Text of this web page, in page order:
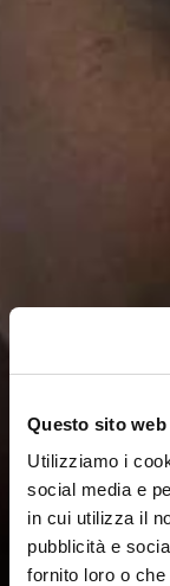
Questo sito
Utilizziamo i
social media e
in cui utilizza il
pubblicità e
fornito loro o